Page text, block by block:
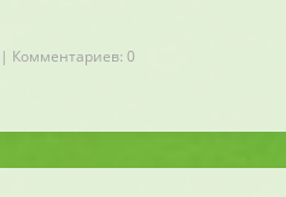
| Комментариев: 0